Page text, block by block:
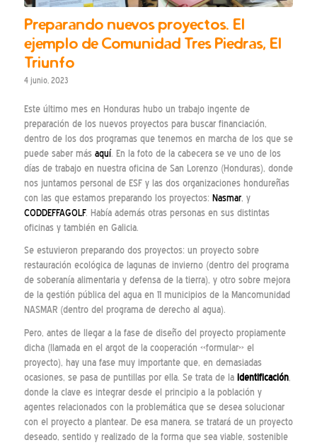
Preparando nuevos proyectos. El
ejemplo de Comunidad Tres Piedras, El
Triunfo
4 junio, 2023
Este último mes en Honduras hubo un trabajo ingente de
preparación de los nuevos proyectos para buscar financiación,
dentro de los dos programas que tenemos en marcha de los que se
puede saber más aquí. En la foto de la cabecera se ve uno de los
días de trabajo en nuestra oficina de San Lorenzo (Honduras), donde
nos juntamos personal de ESF y las dos organizaciones hondureñas
con las que estamos preparando los proyectos: Nasmar, y
CODDEFFAGOLF. Había además otras personas en sus distintas
oficinas y también en Galicia.
Se estuvieron preparando dos proyectos: un proyecto sobre
restauración ecológica de lagunas de invierno (dentro del programa
de soberanía alimentaria y defensa de la tierra), y otro sobre mejora
de la gestión pública del agua en 11 municipios de la Mancomunidad
NASMAR (dentro del programa de derecho al agua).
Pero, antes de llegar a la fase de diseño del proyecto propiamente
dicha (llamada en el argot de la cooperación «formular» el
proyecto), hay una fase muy importante que, en demasiadas
ocasiones, se pasa de puntillas por ella. Se trata de la identificación,
donde la clave es integrar desde el principio a la población y
agentes relacionados con la problemática que se desea solucionar
con el proyecto a plantear. De esa manera, se tratará de un proyecto
deseado, sentido y realizado de la forma que sea viable, sostenible